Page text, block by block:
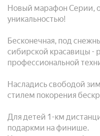
Новый марафон Серии,
уникальностью!
Бесконечная, под
сибирской красавицы -
профессиональной
Насладись свободой
стилем покорения
Для детей 1-км
подаркми на финише.